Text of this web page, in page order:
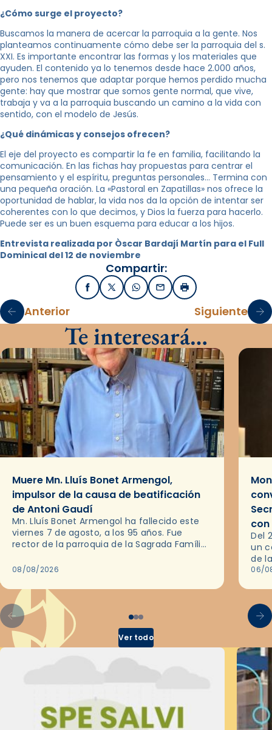
¿Cómo surge el proyecto?
Buscamos la manera de acercar la parroquia a la gente. Nos
planteamos continuamente cómo debe ser la parroquia del s.
XXI. Es importante encontrar las formas y los materiales que
ayuden. El contenido ya lo tenemos desde hace 2.000 años,
pero nos tenemos que adaptar porque hemos perdido mucha
gente: hay que mostrar que somos gente normal, que vive,
trabaja y va a la parroquia buscando un camino a la vida con
sentido, con el modelo de Jesús.
¿Qué dinámicas y consejos ofrecen?
El eje del proyecto es compartir la fe en familia, facilitando la
comunicación. En las fichas hay propuestas para centrar el
pensamiento y el espíritu, preguntas personales… Termina con
una pequeña oración. La «Pastoral en Zapatillas» nos ofrece la
oportunidad de hablar, la vida nos da la opción de intentar ser
coherentes con lo que decimos, y Dios la fuerza para hacerlo.
Puede ser es un buen esquema para educar a los hijos.
Entrevista realizada por Òscar Bardají Martín para el Full
Dominical del 12 de noviembre
Compartir:
FacebookX / TwitterWhatsApp
EmailImprimir
Anterior Siguiente
Te interesará…
Muere Mn. Lluís Bonet Armengol,
impulsor de la causa de beatificación
de Antoni Gaudí
Mn. Lluís Bonet Armengol ha fallecido este
viernes 7 de agosto, a los 95 años. Fue
rector de la parroquia de la Sagrada Família
08/08/2026
Del
un
de
en
06/
Ver todo